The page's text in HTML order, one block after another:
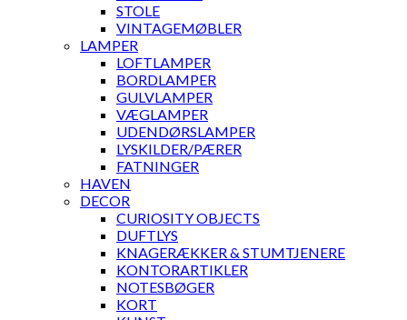
STOLE
VINTAGEMØBLER
LAMPER
LOFTLAMPER
BORDLAMPER
GULVLAMPER
VÆGLAMPER
UDENDØRSLAMPER
LYSKILDER/PÆRER
FATNINGER
HAVEN
DECOR
CURIOSITY OBJECTS
DUFTLYS
KNAGERÆKKER & STUMTJENERE
KONTORARTIKLER
NOTESBØGER
KORT